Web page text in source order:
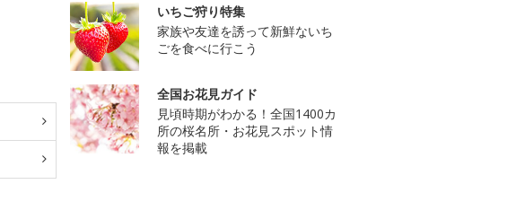
いちご狩り特集
家族や友達を誘って新鮮ないち
ごを食べに行こう
全国お花見ガイド
見頃時期がわかる！全国1400カ
所の桜名所・お花見スポット情
報を掲載